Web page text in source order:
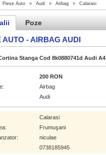
Piese Auto » Audi » Airbag » Calarasi
Poze
AUTO - AIRBAG AUDI
Stanga Cod 8k0880741d Audi A4
200 RON
Airbag
Audi
Calarasi
Frumuşani
niculae
0738185945